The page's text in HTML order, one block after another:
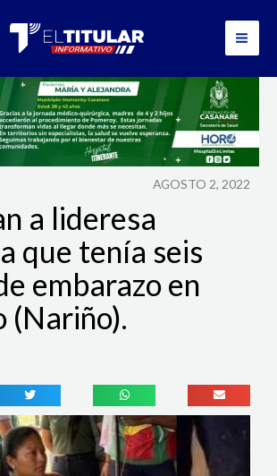
AGOSTO 2, 2022
a lideresa
que tenía seis
embarazo en
(Nariño).